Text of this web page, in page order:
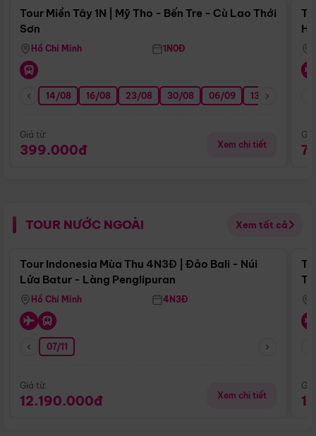
Tour Miền Tây 1N | Mỹ Tho - Bến Tre - Cù Lao Thới
Sơn
Hồ Chí Minh 1N0Đ
14/08 16/08 23/08 30/08 06/09 13/09
Giá từ:
399.000đ Xem chi tiết
TOUR NƯỚC NGOÀI Xem tất cả
Điểm nổi bật
Tour Indonesia Mùa Thu 4N3Đ | Đảo Bali - Núi
Lửa Batur - Làng Penglipuran
Hồ Chí Minh 4N3Đ
07/11
Giá từ:
12.190.000đ Xem chi tiết